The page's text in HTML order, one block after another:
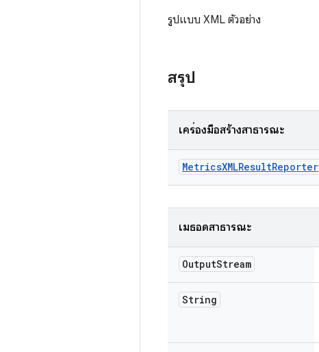
รูปแบบ XML ตัวอย่าง
สรุป
เครื่องมือสร้างสาธารณะ
MetricsXMLResultReporter
เมธอดสาธารณะ
OutputStream
String